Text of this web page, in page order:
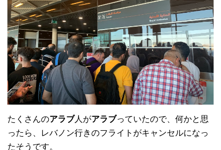
たくさんのアラブ人がアラブっていたので、何かと思
ったら、レバノン行きのフライトがキャンセルになっ
たそうです。